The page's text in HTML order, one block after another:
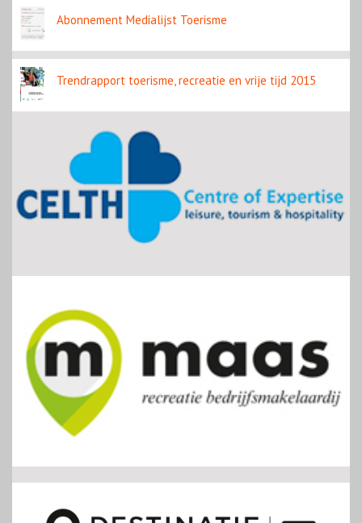
Abonnement Medialijst Toerisme
Trendrapport toerisme, recreatie en vrije tijd 2015